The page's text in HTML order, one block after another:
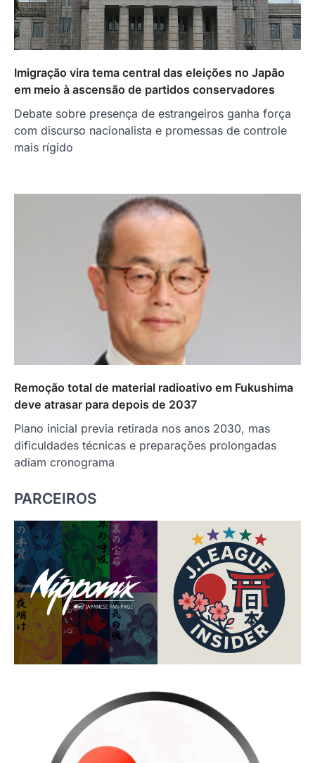
Imigração vira tema central das eleições no Japão
em meio à ascensão de partidos conservadores
Debate sobre presença de estrangeiros ganha força
com discurso nacionalista e promessas de controle
mais rígido
Remoção total de material radioativo em Fukushima
deve atrasar para depois de 2037
Plano inicial previa retirada nos anos 2030, mas
dificuldades técnicas e preparações prolongadas
adiam cronograma
PARCEIROS